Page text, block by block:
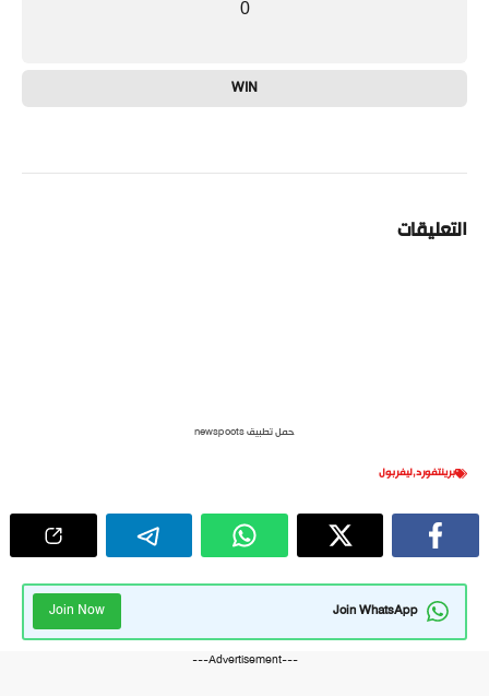
0
WIN
التعليقات
حمل تطبيق newspoots
برينتفورد,ليفربول
Join WhatsApp
Join Now
---Advertisement---